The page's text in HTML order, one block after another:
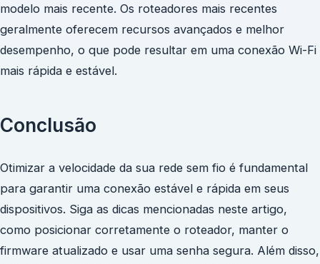
modelo mais recente. Os roteadores mais recentes
geralmente oferecem recursos avançados e melhor
desempenho, o que pode resultar em uma conexão Wi-Fi
mais rápida e estável.
Conclusão
Otimizar a velocidade da sua rede sem fio é fundamental
para garantir uma conexão estável e rápida em seus
dispositivos. Siga as dicas mencionadas neste artigo,
como posicionar corretamente o roteador, manter o
firmware atualizado e usar uma senha segura. Além disso,